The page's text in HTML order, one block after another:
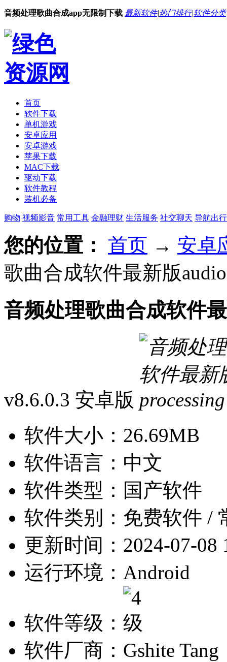
音频处理歌曲合成app无限制下载 最新软件|热门排行|软件分类
首页
软件下载
单机游戏
安卓应用
安卓游戏
苹果下载
MAC下载
驱动下载
软件教程
装机必备
购物 视频影音 常用工具 金融理财 生活服务 社交聊天 导航出行
您的位置： 首页 → 安卓
歌曲合成软件最新版
音频处理歌曲合成软件
v8.6.0.3 安卓版
软件大小： 26.69MB
软件语言： 中文
软件类型： 国产软件
软件类别： 免费软件 /
更新时间： 2024-07-08
运行环境： Android
软件等级：
软件厂商： Gshite Tang